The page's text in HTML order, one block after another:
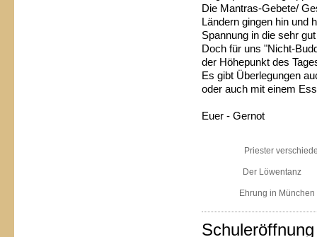
Die Mantras-Gebete/
Ländern gingen hin
Spannung in die sehr
Doch für uns "Nicht-
der Höhepunkt des
Es gibt Überlegungen
oder auch mit einem
Euer - Gernot
Priester
Der Löwentanz
Ehrung in